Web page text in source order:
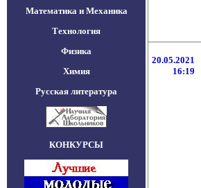
Математика и Механика
Технология
Физика
Химия
Русская литература
КОНКУРСЫ
20.05.2021
16:19